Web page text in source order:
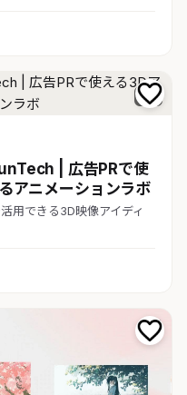
D 7
| 広告PRで使
アニメーションラボ
用できる3D映像アイディ